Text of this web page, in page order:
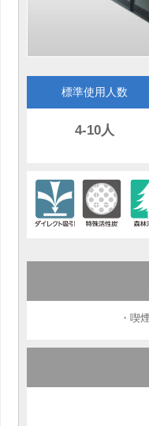
標準使用人数
4-10人
・喫